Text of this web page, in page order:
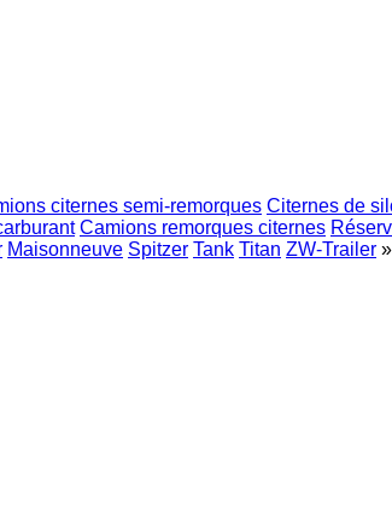
citernes semi-remorques Citernes de
Camions remorques citernes
Maisonneuve Spitzer Tank Titan ZW-Trailer »